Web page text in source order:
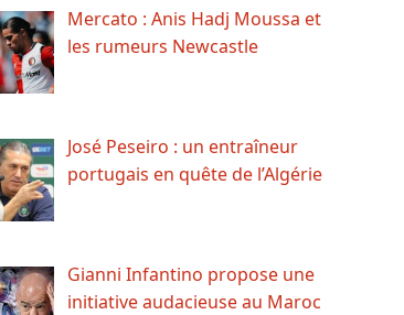
Mercato : Anis Hadj Moussa et
les rumeurs Newcastle
José Peseiro : un entraîneur
portugais en quête de l’Algérie
Gianni Infantino propose une
initiative audacieuse au Maroc